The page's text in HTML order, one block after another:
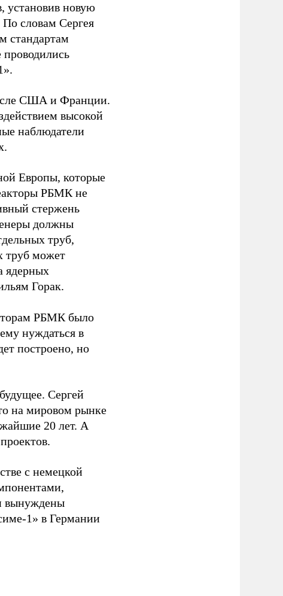
установив новую
словам Сергея
стандартам
проводились
США и Франции.
высокой
наблюдатели
Европы, которые
РБМК не
стержень
должны
труб,
труб может
ядерных
Горак.
РБМК было
нуждаться в
построено, но
Сергей
на мировом рынке
20 лет. А
с немецкой
вынуждены
1» в Германии